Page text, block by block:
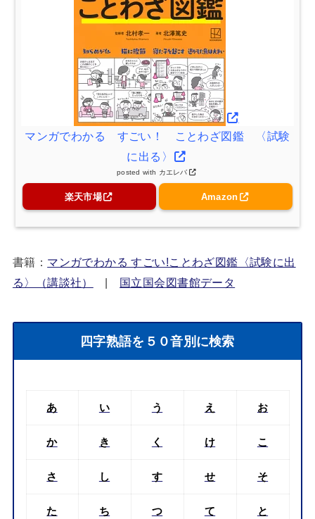
マンガでわかる すごい！ ことわざ図鑑 〈試験
に出る〉
posted with カエレバ
楽天市場 Amazon
書籍： マンガでわかる すごい!ことわざ図鑑〈試験に出
る〉（講談社）
| 国立国会図書館データ
四字熟語を５０音別に検索
あ い う え お
か き く け こ
さ し す せ そ
た ち つ て と